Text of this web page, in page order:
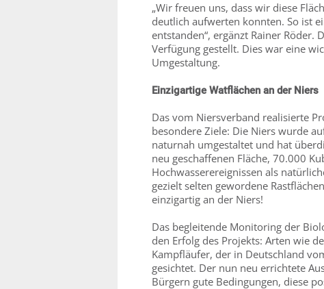
„Wir freuen uns, dass wir diese
deutlich aufwerten konnten. So ist
entstanden“, ergänzt Rainer Röder.
Verfügung gestellt. Dies war eine
Umgestaltung.
Einzigartige Watflächen an der Niers
Das vom Niersverband realisierte
besondere Ziele: Die Niers wurde
naturnah umgestaltet und hat
neu geschaffenen Fläche, 70.000
Hochwasserereignissen als
gezielt selten gewordene
einzigartig an der Niers!
Das begleitende Monitoring der
den Erfolg des Projekts: Arten wie
Kampfläufer, der in Deutschland
gesichtet. Der nun neu errichtete
Bürgern gute Bedingungen, diese